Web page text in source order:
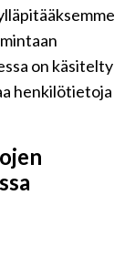
on käsitelty
henkilötietoja